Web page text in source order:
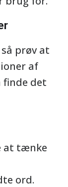
prøv at
af
finde det
at tænke
ord.